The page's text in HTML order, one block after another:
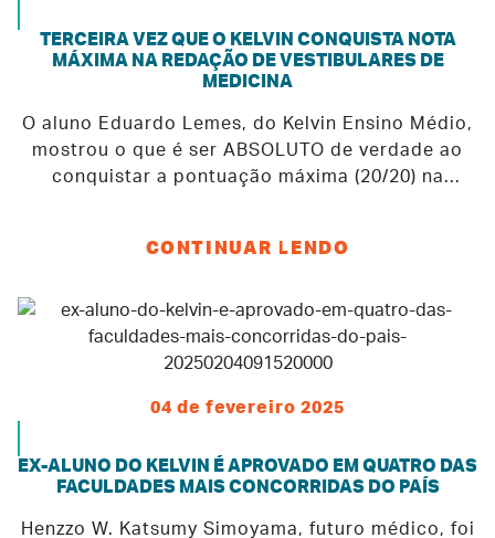
TERCEIRA VEZ QUE O KELVIN CONQUISTA NOTA
MÁXIMA NA REDAÇÃO DE VESTIBULARES DE
MEDICINA
O aluno Eduardo Lemes, do Kelvin Ensino Médio,
mostrou o que é ser ABSOLUTO de verdade ao
conquistar a pontuação máxima (20/20) na
tema "Proibição de livros na escola: censura ou
cobrado na prova realizada nos dias 12 e 13 de
dezembro de 2024. Essa conquista reflete, mais
uma vez, o trabalho excepcional desenvolvido
do Núcleo de Produção Textual. Suas aulas, que
construção de argumentos consistentes,
contribuíram para a realização de redações com
temas desafiadores. Parabéns, Eduardo e Profª
CONTINUAR LENDO
04 de fevereiro 2025
EX-ALUNO DO KELVIN É APROVADO EM QUATRO DAS
FACULDADES MAIS CONCORRIDAS DO PAÍS
Henzzo W. Katsumy Simoyama, futuro médico, foi